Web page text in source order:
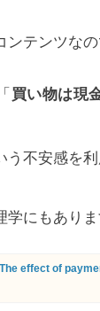
テンツなの
買い物は現
う不安感を
にもありま
effect of